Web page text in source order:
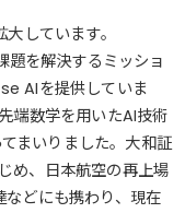
しています。
を解決するミッショ
AIを提供していま
端数学を用いたAI技術
まいりました。大和証
め、日本航空の再上場
どにも携わり、現在